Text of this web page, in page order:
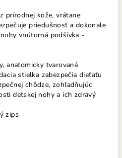
prírodnej kože, vrátane
priedušnosť a dokonale
vnútorná podšívka -
anatomicky tvarovaná
stielka zabezpečia dieťaťu
chôdze, zohľadňujúc
detskej nohy a ich zdravý
zips